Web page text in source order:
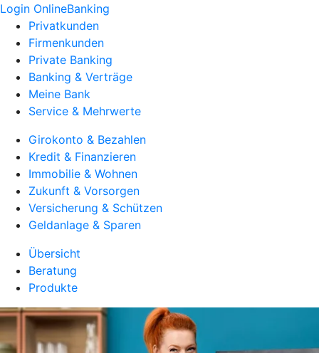
Login OnlineBanking
Privatkunden
Firmenkunden
Private Banking
Banking & Verträge
Meine Bank
Service & Mehrwerte
Girokonto & Bezahlen
Kredit & Finanzieren
Immobilie & Wohnen
Zukunft & Vorsorgen
Versicherung & Schützen
Geldanlage & Sparen
Übersicht
Beratung
Produkte